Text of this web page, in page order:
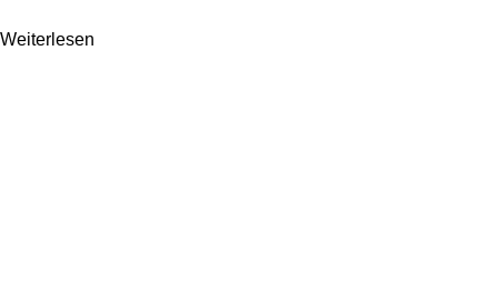
Weiterlesen